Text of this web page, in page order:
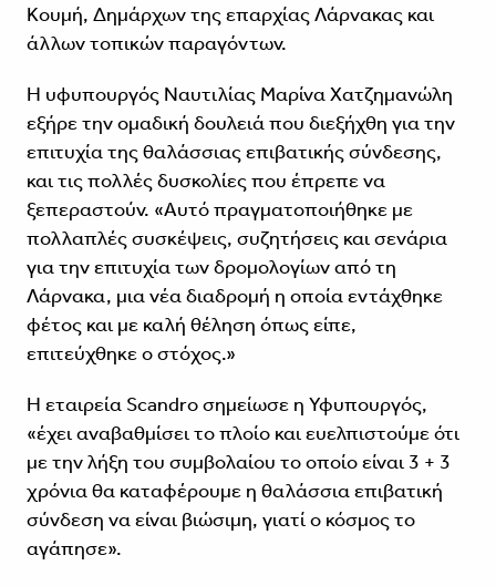
Κουμή, Δημάρχων της επαρχίας Λάρνακας και
άλλων τοπικών παραγόντων.
Η υφυπουργός Ναυτιλίας Μαρίνα Χατζημανώλη
εξήρε την ομαδική δουλειά που διεξήχθη για την
επιτυχία της θαλάσσιας επιβατικής σύνδεσης,
και τις πολλές δυσκολίες που έπρεπε να
ξεπεραστούν. «Αυτό πραγματοποιήθηκε με
πολλαπλές συσκέψεις, συζητήσεις και σενάρια
για την επιτυχία των δρομολογίων από τη
Λάρνακα, μια νέα διαδρομή η οποία εντάχθηκε
φέτος και με καλή θέληση όπως είπε,
επιτεύχθηκε ο στόχος.»
Η εταιρεία Scandro σημείωσε η Υφυπουργός,
«έχει αναβαθμίσει το πλοίο και ευελπιστούμε ότι
με την λήξη του συμβολαίου το οποίο είναι 3 + 3
χρόνια θα καταφέρουμε η θαλάσσια επιβατική
σύνδεση να είναι βιώσιμη, γιατί ο κόσμος το
αγάπησε».